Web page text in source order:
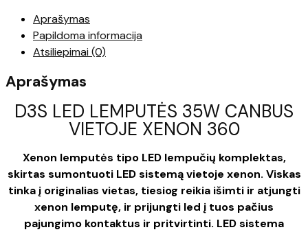
CANBUS
360
Aprašymas
Papildoma informacija
Atsiliepimai (0)
Aprašymas
D3S LED LEMPUTĖS 35W CANBUS
VIETOJE XENON 360
Xenon lemputės tipo LED lempučių komplektas,
skirtas sumontuoti LED sistemą vietoje xenon. Viskas
tinka į originalias vietas, tiesiog reikia išimti ir atjungti
xenon lemputę, ir prijungti led į tuos pačius
pajungimo kontaktus ir pritvirtinti. LED sistema